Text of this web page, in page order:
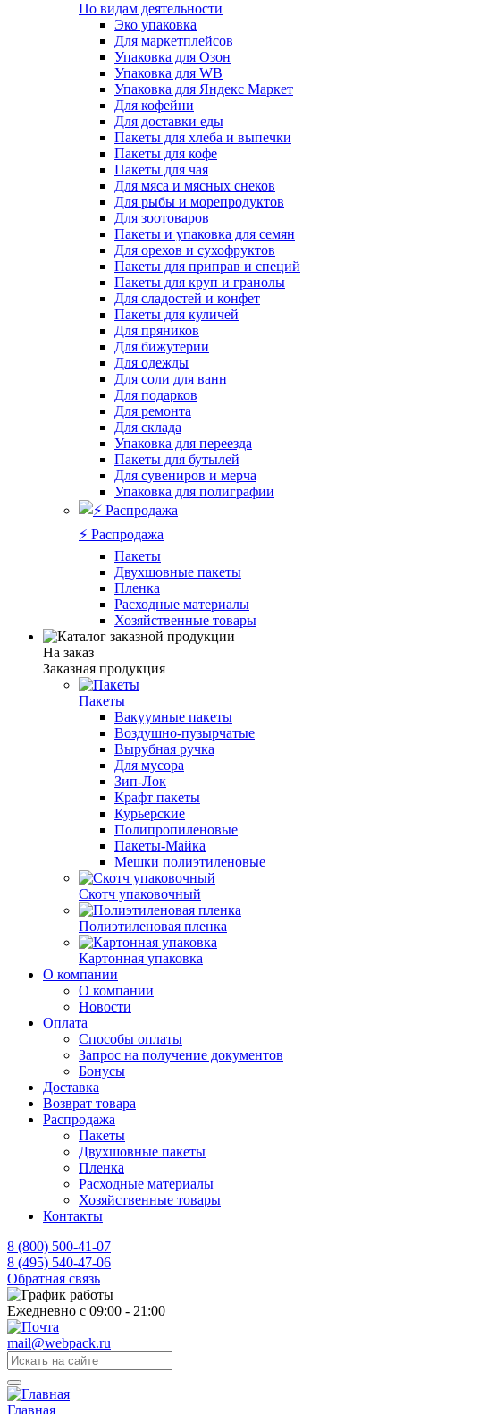
По видам деятельности
Эко упаковка
Для маркетплейсов
Упаковка для Озон
Упаковка для WB
Упаковка для Яндекс Маркет
Для кофейни
Для доставки еды
Пакеты для хлеба и выпечки
Пакеты для кофе
Пакеты для чая
Для мяса и мясных снеков
Для рыбы и морепродуктов
Для зоотоваров
Пакеты и упаковка для семян
Для орехов и сухофруктов
Пакеты для приправ и специй
Пакеты для круп и гранолы
Для сладостей и конфет
Пакеты для куличей
Для пряников
Для бижутерии
Для одежды
Для соли для ванн
Для подарков
Для ремонта
Для склада
Упаковка для переезда
Пакеты для бутылей
Для сувениров и мерча
Упаковка для полиграфии
⚡️ Распродажа
Пакеты
Двухшовные пакеты
Пленка
Расходные материалы
Хозяйственные товары
На заказ
Заказная продукция
Пакеты
Вакуумные пакеты
Воздушно-пузырчатые
Вырубная ручка
Для мусора
Зип-Лок
Крафт пакеты
Курьерские
Полипропиленовые
Пакеты-Майка
Мешки полиэтиленовые
Скотч упаковочный
Полиэтиленовая пленка
Картонная упаковка
О компании
О компании
Новости
Оплата
Способы оплаты
Запрос на получение документов
Бонусы
Доставка
Возврат товара
Распродажа
Пакеты
Двухшовные пакеты
Пленка
Расходные материалы
Хозяйственные товары
Контакты
8 (800) 500-41-07
8 (495) 540-47-06
Обратная связь
Ежедневно с 09:00 - 21:00
mail@webpack.ru
Главная